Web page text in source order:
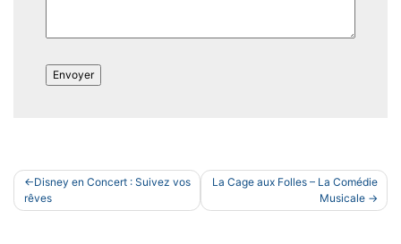
Navigation
de
Disney en Concert : Suivez vos
rêves
La Cage aux Folles – La Comédie
Musicale